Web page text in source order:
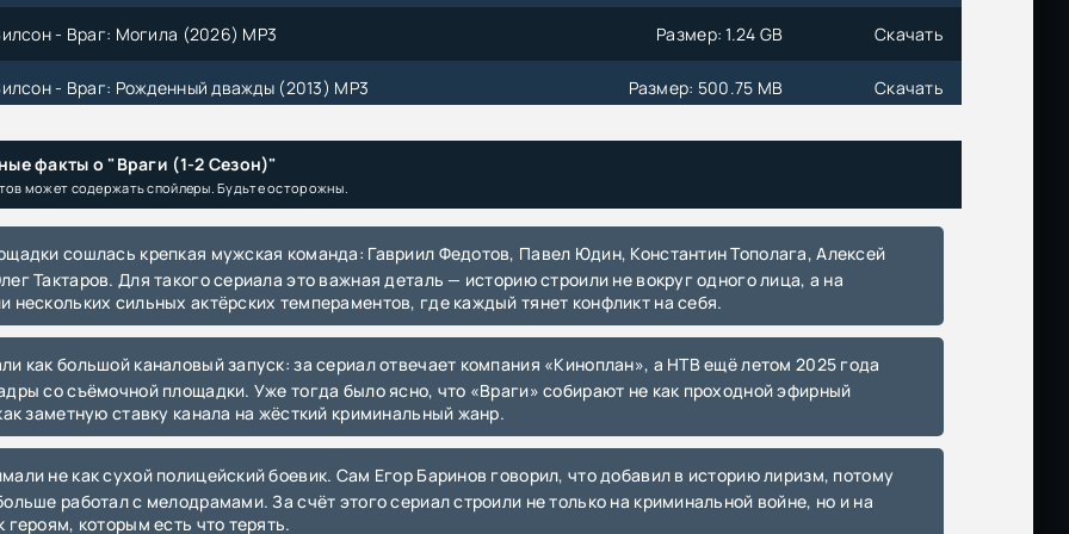
- Враг: Могила (2026) MP3 Размер: 1.24 GB Скачать
- Враг: Рожденный дважды (2013) MP3 Размер: 500.75 MB Скачать
WEB-DLRip-AVC от Generalfilm | КПК Размер: 2.92 GB Скачать
WEB-DLRip-AVC от DoMiNo & селезень
WEB-DLRip от ExKinoRay Размер: 10.19 GB Скачать
WEB-DL 1080p от ExKinoRay Размер: 15.26 GB
Within (2016) WEB-DL 1080p | P Размер: 3.35 GB
at the Gates (2001) UHD BDRip 2160p | HDR10 | D, P, P2, A Размер: 18.90 GB
Тайный враг [S09] (2026) WEB-DL 1080p
Enemy Within (2025) BDRip 720p от DoMiNo & селезень | L |
Размер: 3.81 GB
факты о "Враги (1-2 Сезон)"
может содержать спойлеры. Будьте осторожны.
Тактаров. Для такого сериала это важная деталь — историю строили не вокруг одного лица, а на
нескольких сильных актёрских темпераментов, где каждый тянет конфликт на себя.
со съёмочной площадки. Уже тогда было ясно, что «Враги» собирают не как проходной эфирный
заметную ставку канала на жёсткий криминальный жанр.
работал с мелодрамами. За счёт этого сериал строили не только на криминальной войне, но и на
героям, которым есть что терять.